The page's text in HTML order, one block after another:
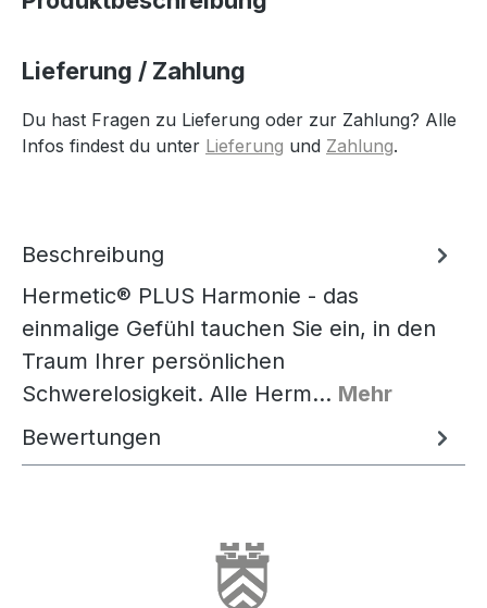
Lieferung / Zahlung
Du hast Fragen zu Lieferung oder zur Zahlung? Alle
Infos findest du unter Lieferung und Zahlung.
Beschreibung
Hermetic® PLUS Harmonie - das
einmalige Gefühl tauchen Sie ein, in den
Traum Ihrer persönlichen
Schwerelosigkeit. Alle Herm… Mehr
Bewertungen